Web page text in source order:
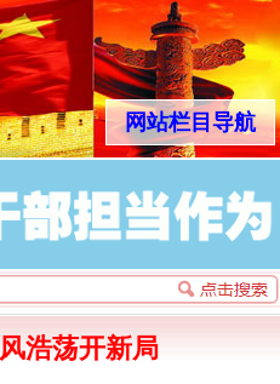
网站栏目导航
浩荡开新局